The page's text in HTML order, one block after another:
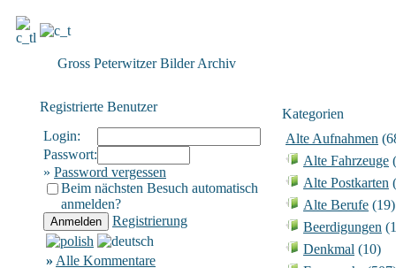
Gross Peterwitzer Bilder Archiv
Registrierte Benutzer
Login:
Passwort:
» Password vergessen
Beim nächsten Besuch automatisch
anmelden?
Registrierung
» Alle Kommentare
Kategorien
Alte Aufnahmen
Alte Fahrzeuge
Alte Postkarten
Alte Berufe (19)
Beerdigungen
Denkmal (10)